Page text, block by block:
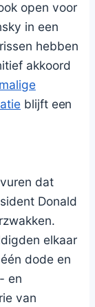
open voor
in een
hebben
akkoord
blijft een
dat
Donald
elkaar
dode en
en
van